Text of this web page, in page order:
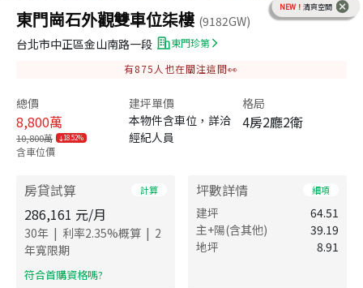
NEW！ 清爽空間
東門崗石外觀雙車位柒樓 (9182GW)
台北市中正區金山南路一段
東門珍第
有875 人也在關注這間👀
總價
8,800萬
10,800萬 18.52%
含車位價
建坪單價
本物件含車位，詳洽
經紀人員
格局
4房2廳2衛
房貸試算 計算
286,161 元/月
30年 | 利率2.35%概算 | 2
年寬限期
​符合首購資格嗎?
坪數詳情 細項
建坪
64.51
主+陽(含其他)
39.19
地坪
8.91